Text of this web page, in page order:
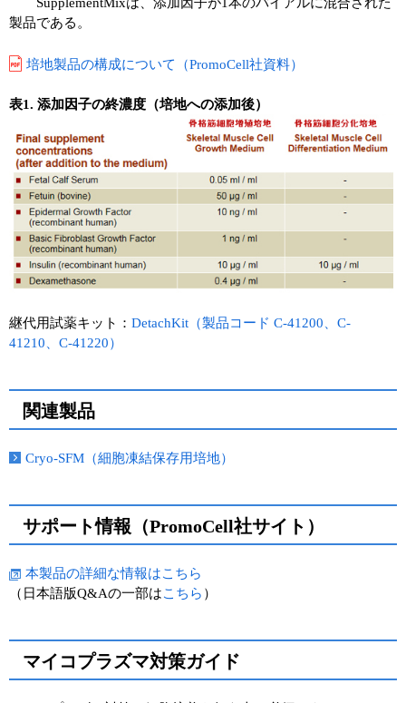
製品である。
培地製品の構成について（PromoCell社資料）
表1. 添加因子の終濃度（培地への添加後）
継代用試薬キット： DetachKit（製品コード C-41200、C-
41210、C-41220）
関連製品
Cryo-SFM（細胞凍結保存用培地）
サポート情報（PromoCell社サイト）
本製品の詳細な情報はこちら
（日本語版Q&Aの一部はこちら ）
マイコプラズマ対策ガイド